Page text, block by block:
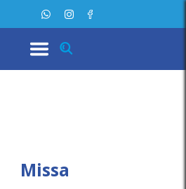
Missa